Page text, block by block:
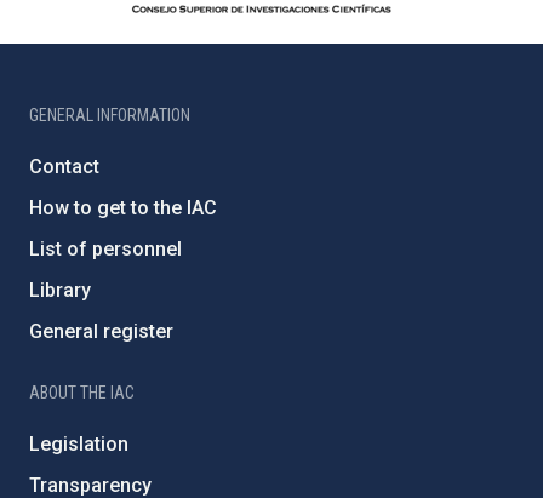
GENERAL INFORMATION
Contact
How to get to the IAC
List of personnel
Library
General register
ABOUT THE IAC
Legislation
Transparency